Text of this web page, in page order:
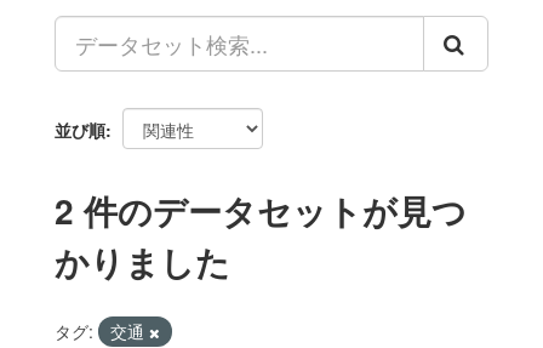
並び順
2 件のデータセットが見つ
かりました
タグ:
交通